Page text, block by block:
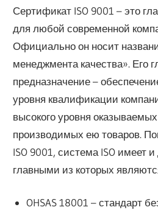
Сертификат ISO 9001 – это
для любой современной
Официально он носит
менеджмента качества». Его
предназначение –
уровня квалификации
высокого уровня
производимых ею товаров.
ISO 9001, система ISO имеет
главными из которых
OHSAS 18001 – стандарт